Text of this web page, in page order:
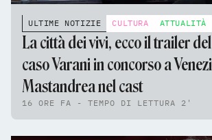
ULTIME NOTIZIE CULTURA ATTUALITÀ
La città dei vivi, ecco il trailer
caso Varani in concorso a
Mastandrea nel cast
16 ORE FA - TEMPO DI LETTURA 2'